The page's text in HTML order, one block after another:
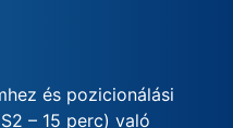
és pozicionálási
– 15 perc) való